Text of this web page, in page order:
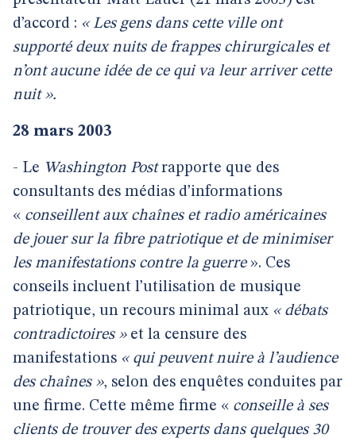
d’accord : « Les gens dans cette ville ont
supporté deux nuits de frappes chirurgicales et
n’ont aucune idée de ce qui va leur arriver cette
nuit ».
28 mars 2003
- Le Washington Postrapporte que des
consultants des médias d’informations
« conseillent aux chaînes et radio américaines
de jouer sur la fibre patriotique et de minimiser
les manifestations contre la guerre». Ces
conseils incluent l’utilisation de musique
patriotique, un recours minimal aux « débats
contradictoires »et la censure des
manifestations « qui peuvent nuire à l’audience
des chaînes », selon des enquêtes conduites par
une firme. Cette même firme « conseille à ses
clients de trouver des experts dans quelques 30